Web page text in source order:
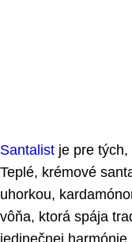
Santalist je pre
Teplé, krémové
uhorkou,
vôňa, ktorá spája
jedinečnej